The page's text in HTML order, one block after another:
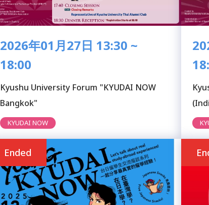
2026年01月27日 13:30 ~
18:00
Kyushu University Forum "KYUDAI NOW
Bangkok"
KYUDAI NOW
Ended